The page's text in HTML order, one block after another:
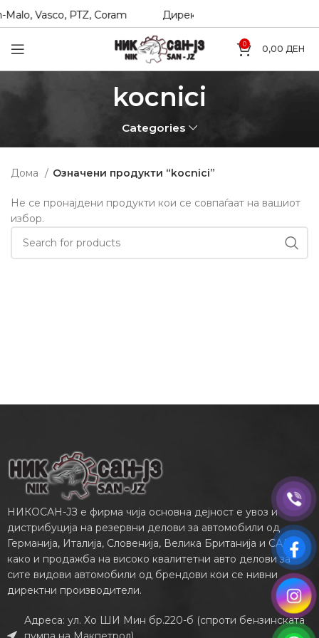
Vasco, PTZ, Coram Директни увозници на Hexol,
0 0,00 ДЕН
kocnici
Categories
Дома Означени продукти “kocnici”
Не се пронајдени продукти кои се совпаѓаат на вашиот
избор.
НИКОСАН-ЈЗ е фирма чија основна дејност е увоз и
дистрибуција на резервни делови за автомобили од
Германија, Италија, Словенија, Велика Британија и САД,
како и продажба на високо квалитетни авто делови за
сите видови автомобили од брендови кои се нивни
директни производители.
Адреса: ул. Хо ШИ Мин бр.220-б (спроти бензинската